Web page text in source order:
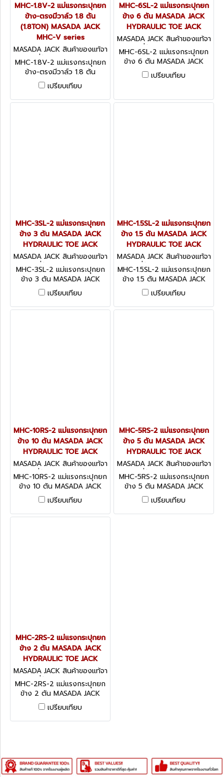
MHC-1.8V-2 แม่แรงกระปุกยก
ข้าง-ตรงมีวาล์ว 1.8 ตัน
(1.8TON) MASADA JACK
MHC-V series
MASADA JACK สินค้าของแท้จา
กญี่ปุ่น MHC-1.8V-2
MHC-1.8V-2 แม่แรงกระปุกยก
ข้าง-ตรงมีวาล์ว 1.8 ตัน
(1.8TON) MASADA JACK
MHC-V series พร้อม
SAFETY VALVE
เปรียบเทียบ
MHC-6SL-2 แม่แรงกระปุกยก
ข้าง 6 ตัน MASADA JACK
HYDRAULIC TOE JACK
MASADA JACK สินค้าของแท้จา
กญี่ปุ่น MHC-6SL-2
MHC-6SL-2 แม่แรงกระปุกยก
ข้าง 6 ตัน MASADA JACK
HYDRAULIC TOE JACK
เปรียบเทียบ
MHC-3SL-2 แม่แรงกระปุกยก
ข้าง 3 ตัน MASADA JACK
HYDRAULIC TOE JACK
MASADA JACK สินค้าของแท้จา
กญี่ปุ่น MHC-3SL-2
MHC-3SL-2 แม่แรงกระปุกยก
ข้าง 3 ตัน MASADA JACK
HYDRAULIC TOE JACK
เปรียบเทียบ
MHC-1.5SL-2 แม่แรงกระปุกยก
ข้าง 1.5 ตัน MASADA JACK
HYDRAULIC TOE JACK
MASADA JACK สินค้าของแท้จา
กญี่ปุ่น MHC-1.5SL-2
MHC-1.5SL-2 แม่แรงกระปุกยก
ข้าง 1.5 ตัน MASADA JACK
HYDRAULIC TOE JACK
เปรียบเทียบ
MHC-10RS-2 แม่แรงกระปุกยก
ข้าง 10 ตัน MASADA JACK
HYDRAULIC TOE JACK
MASADA JACK สินค้าของแท้จา
กญี่ปุ่น MHC-10RS-2
MHC-10RS-2 แม่แรงกระปุกยก
ข้าง 10 ตัน MASADA JACK
HYDRAULIC TOE JACK
เปรียบเทียบ
MHC-5RS-2 แม่แรงกระปุกยก
ข้าง 5 ตัน MASADA JACK
HYDRAULIC TOE JACK
MASADA JACK สินค้าของแท้จา
กญี่ปุ่น MHC-5RS-2
MHC-5RS-2 แม่แรงกระปุกยก
ข้าง 5 ตัน MASADA JACK
HYDRAULIC TOE JACK
เปรียบเทียบ
MHC-2RS-2 แม่แรงกระปุกยก
ข้าง 2 ตัน MASADA JACK
HYDRAULIC TOE JACK
MASADA JACK สินค้าของแท้จา
กญี่ปุ่น MHC-2RS-2
MHC-2RS-2 แม่แรงกระปุกยก
ข้าง 2 ตัน MASADA JACK
HYDRAULIC TOE JACK
เปรียบเทียบ